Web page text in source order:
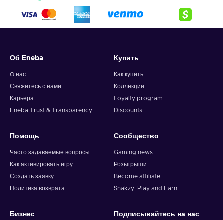
Об Eneba
О нас
Свяжитесь с нами
Карьера
Eneba Trust & Transparency
Купить
Как купить
Коллекции
Loyalty program
Discounts
Помощь
Часто задаваемые вопросы
Как активировать игру
Создать заявку
Политика возврата
Сообщество
Gaming news
Розыгрыши
Become affiliate
Snakzy: Play and Earn
Бизнес Подписывайтесь на нас